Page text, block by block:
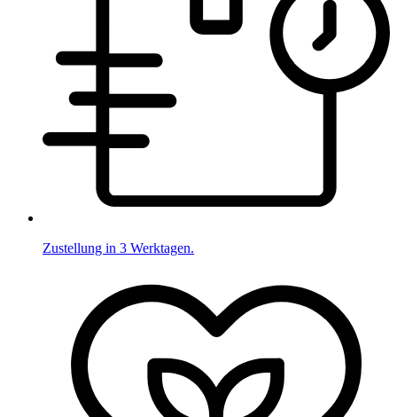
Zustellung in 3 Werktagen.